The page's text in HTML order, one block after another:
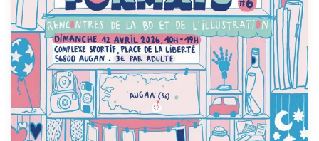
Nous rejoindre : Participer
Les Ateliers Radio
Les créations des Ateliers
Nos prestations
Nous Soutenir / Adhérer
J'adhère
Nous Contacter